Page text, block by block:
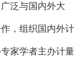
泛与国内外大
，组织国内外计
家学者主办计量